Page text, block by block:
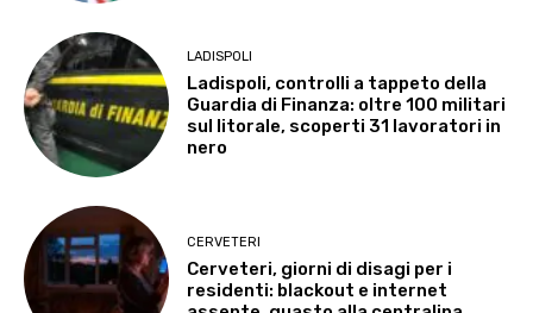
LADISPOLI
Ladispoli, controlli a tappeto della
Guardia di Finanza: oltre 100 militari
sul litorale, scoperti 31 lavoratori in
nero
CERVETERI
Cerveteri, giorni di disagi per i
residenti: blackout e internet